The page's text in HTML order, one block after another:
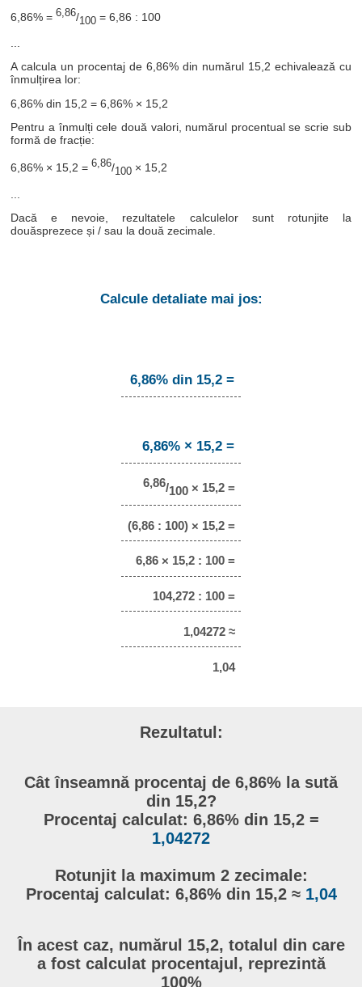
6,86% =6,86/100 = 6,86 : 100
...
A calcula un procentaj de 6,86% din numărul 15,2 echivalează cu
înmulțirea lor:
6,86% din 15,2 = 6,86% × 15,2
Pentru a înmulți cele două valori, numărul procentual se scrie sub
formă de fracție:
6,86% × 15,2 =6,86/100 × 15,2
Dacă e nevoie, rezultatele calculelor sunt rotunjite la
douăsprezece și / sau la două zecimale.
Calcule detaliate mai jos:
6,86% din 15,2 =
6,86% × 15,2 =
6,86/100× 15,2 =
(6,86 : 100) × 15,2 =
6,86 × 15,2 : 100 =
104,272 : 100 =
1,04272 ≈
1,04
Rezultatul:
Cât înseamnă procentaj de 6,86% la sută
din 15,2?
Procentaj calculat: 6,86% din 15,2 =
1,04272
Rotunjit la maximum 2 zecimale:
Procentaj calculat: 6,86% din 15,2 ≈ 1,04
În acest caz, numărul 15,2, totalul din care
a fost calculat procentajul, reprezintă
100%